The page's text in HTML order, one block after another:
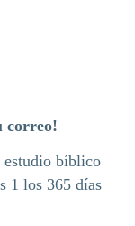
correo!
estudio bíblico
1 los 365 días